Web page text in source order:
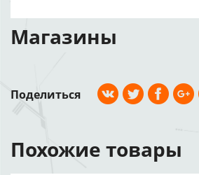
Магазины
Поделиться
Похожие товары